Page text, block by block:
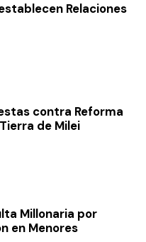
Relaciones
contra Reforma
de Milei
Millonaria por
en Menores